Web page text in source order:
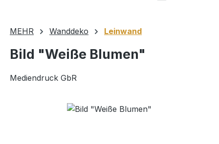
MEHR Wanddeko Leinwand
Bild "Weiße Blumen"
Mediendruck GbR
Bildergalerie überspringen